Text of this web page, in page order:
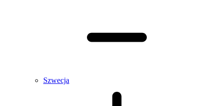
Szwecja